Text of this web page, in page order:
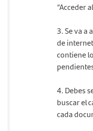
“Acceder
3. Se va
de
contiene
4. Debes
buscar el
cada